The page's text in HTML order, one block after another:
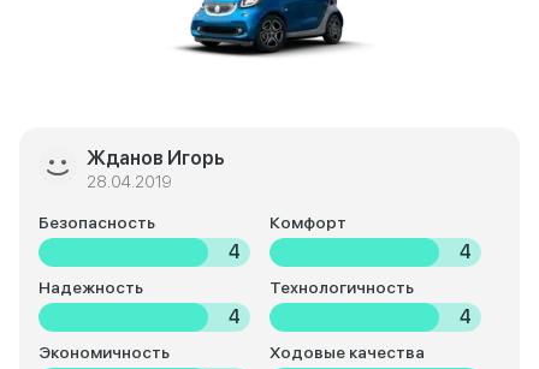
Жданов Игорь
28.04.2019
Безопасность
4
Комфорт
4
Надежность
4
Технологичность
4
Экономичность Ходовые качества